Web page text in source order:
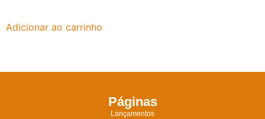
Adicionar ao carrinho
Páginas
Lançamentos